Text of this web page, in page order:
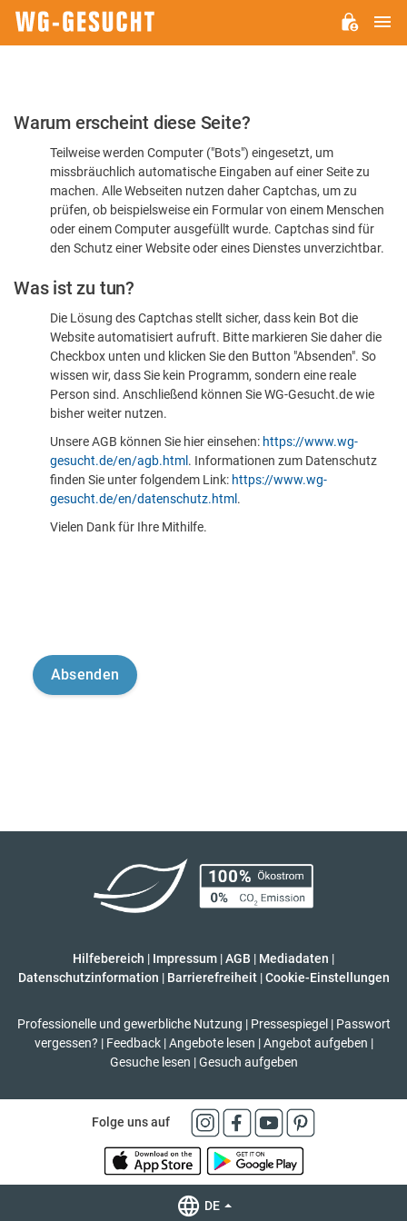
Bitte
dass
sind
Warum erscheint diese Seite?
Teilweise werden Computer ("Bots") eingesetzt, um
missbräuchlich automatische Eingaben auf einer Seite zu
machen. Alle Webseiten nutzen daher Captchas, um zu
prüfen, ob beispielsweise ein Formular von einem Menschen
oder einem Computer ausgefüllt wurde. Captchas sind für
den Schutz einer Website oder eines Dienstes unverzichtbar.
Was ist zu tun?
Die Lösung des Captchas stellt sicher, dass kein Bot die
Website automatisiert aufruft. Bitte markieren Sie daher die
Checkbox unten und klicken Sie den Button "Absenden". So
wissen wir, dass Sie kein Programm, sondern eine reale
Person sind. Anschließend können Sie WG-Gesucht.de wie
bisher weiter nutzen.
Unsere AGB können Sie hier einsehen: https://www.wg-
gesucht.de/en/agb.html . Informationen zum Datenschutz
finden Sie unter folgendem Link: https://www.wg-
gesucht.de/en/datenschutz.html .
Vielen Dank für Ihre Mithilfe.
Hilfebereich | Impressum |AGB | Mediadaten |
Datenschutzinformation | Barrierefreiheit | Cookie-Einstellungen
Professionelle und gewerbliche Nutzung | Pressespiegel | Passwort
vergessen? | Feedback | Angebote lesen | Angebot aufgeben |
Gesuche lesen | Gesuch aufgeben
Folge uns auf
DE